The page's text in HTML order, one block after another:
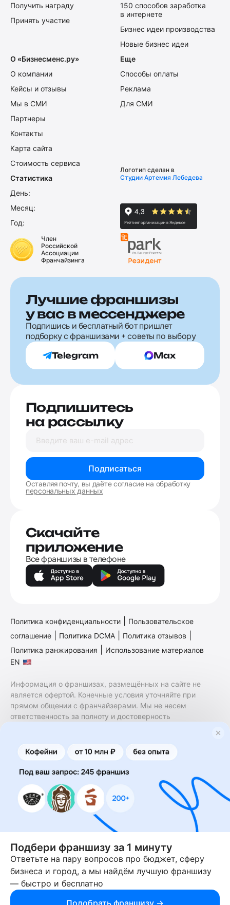
Получить награду
Принять участие
150 способов заработка
в интернете
Бизнес идеи производства
Новые бизнес идеи
О «Бизнесменс.ру»
О компании
Кейсы и отзывы
Мы в СМИ
Партнеры
Контакты
Карта сайта
Стоимость сервиса
Еще
Способы оплаты
Реклама
Для СМИ
Статистика
День:
Месяц:
Год:
Логотип сделан в
Студии Артемия Лебедева
Член
Российской
Ассоциации
Франчайзинга
Лучшие франшизы
у вас в мессенджере
Подпишись и бесплатный бот пришлет
подборку с франшизами + советы по выбору
Telegram Max
Подпишитесь
на рассылку
Подписаться
Оставляя почту, вы даёте согласие на обработку
персональных данных
Скачайте
приложение
Все франшизы в телефоне
Политика конфиденциальности
Пользовательское
соглашение
Политика DCMA Политика отзывов
Политика ранжирования
Использование материалов
EN
Информация о франшизах, размещённых на сайте не
является офертой. Конечные условия уточняйте при
прямом общении с франчайзерами. Мы не несем
ответственность за полноту и достоверность
финансовые услуги. Заключение договоров
коммерческой концессии (франчайзинга) осуществляется
правообладателями/их представителями. Бизнесменс.ру
не является посредником или представителем
правообладателя и не несет ответственность за условия
предоставления франшизы и действия лиц,
осуществленные на основании информации, имеющейся
на сайте или полученной через него. За достоверность
предоставленной информации несет ответственность
правообладатель.
© 2013-2026 Бизнесменс.ру. ИП Богомолов Ю. А. ИНН
166109472099 ОГРН 1315169000030181.
При использовании материалов гиперссылка на businessmens.ru
обязательна. 12+
Подбери франшизу за 1 минуту
Ответьте на пару вопросов про бюджет, сферу
бизнеса и город, а мы найдём лучшую франшизу
— быстро и бесплатно
Подобрать франшизу →